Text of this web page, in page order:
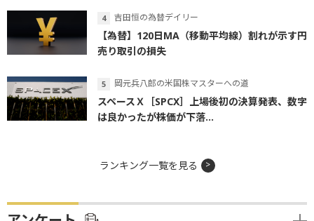
吉田恒の為替デイリー
【為替】120日MA（移動平均線）割れが示す円
売り取引の損失
岡元兵八郎の米国株マスターへの道
スペースＸ［SPCX］上場後初の決算発表、数字
は良かったが株価が下落...
ランキング一覧を見る